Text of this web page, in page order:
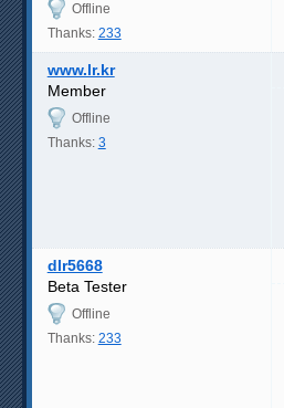
Offline
Thanks: 233
www.lr.kr
Member
Offline
Thanks: 3
dlr5668
Beta Tester
Offline
Thanks: 233